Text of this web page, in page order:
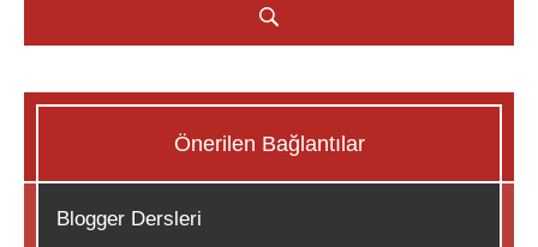
Önerilen Bağlantılar
Blogger Dersleri